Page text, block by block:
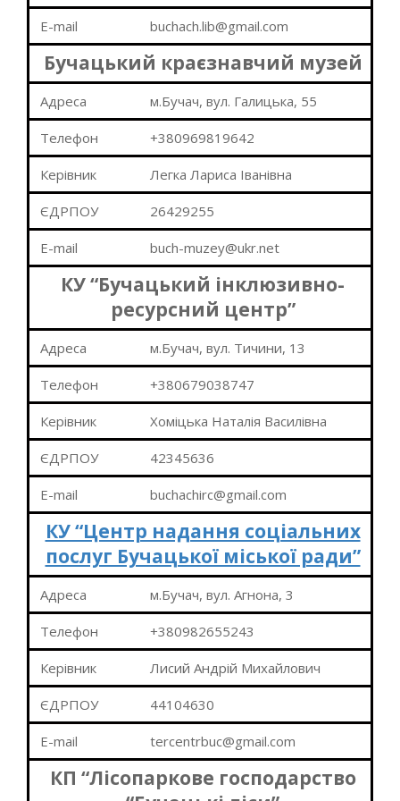
E-mail buchach.lib@gmail.com
Бучацький краєзнавчий музей
Адреса м.Бучач, вул. Галицька, 55
Телефон +380969819642
Керівник Легка Лариса Іванівна
ЄДРПОУ 26429255
E-mail buch-muzey@ukr.net
КУ “Бучацький інклюзивно-
ресурсний центр”
Адреса м.Бучач, вул. Тичини, 13
Телефон +380679038747
Керівник Хоміцька Наталія Василівна
ЄДРПОУ 42345636
E-mail buchachirc@gmail.com
КУ “Центр надання соціальних
послуг Бучацької міської ради”
Адреса м.Бучач, вул. Агнона, 3
Телефон +380982655243
Керівник Лисий Андрій Михайлович
ЄДРПОУ 44104630
E-mail tercentrbuc@gmail.com
КП “Лісопаркове господарство